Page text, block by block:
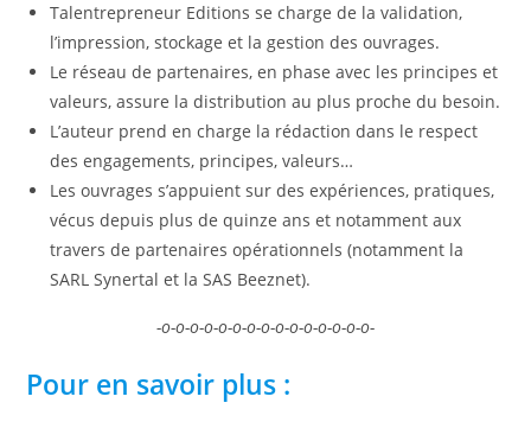
Talentrepreneur Editions se charge de la validation,
l’impression, stockage et la gestion des ouvrages.
Le réseau de partenaires, en phase avec les principes et
valeurs, assure la distribution au plus proche du besoin.
L’auteur prend en charge la rédaction dans le respect
des engagements, principes, valeurs…
Les ouvrages s’appuient sur des expériences, pratiques,
vécus depuis plus de quinze ans et notamment aux
travers de partenaires opérationnels (notamment la
SARL Synertal et la SAS Beeznet).
-o-o-o-o-o-o-o-o-o-o-o-o-o-o-o-
Pour en savoir plus :